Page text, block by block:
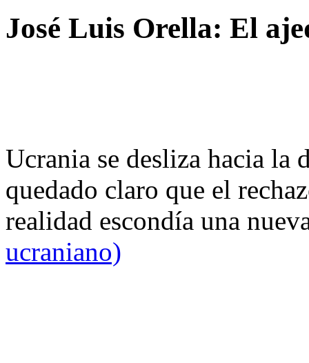
José Luis Orella: El
Ucrania se desliza hacia
quedado claro que el
realidad escondía una
ucraniano)